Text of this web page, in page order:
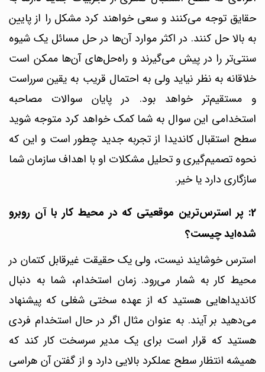
حقایق توجه می‌کنند و سعی خواهند کرد مشکل را از پایین
به بالا حل کنند. در اکثر موارد آن‌ها در حل مسائل یک شیوه
سنتی‌تر را در پیش می‌گیرند و راه‌حل‌های آن‌ها ممکن است
خلاقانه به نظر نیاید ولی به احتمال قریب به یقین سرراست
و مستقیم‌تر خواهد بود. در پایان سوالات مصاحبه
استخدامی این سوال به شما کمک خواهد کرد متوجه شوید
سطح استقبال کاندیدا از تجربه جدید چطور است و این که
نحوه تصمیم‌گیری و تحلیل مشکلات او با اهداف سازمان شما
سازگاری دارد یا خیر.
2: پر استرس‌ترین موقعیتی که در محیط کار با آن روبرو
شده‌اید چیست؟
استرس خوشایند نیست، ولی یک حقیقت غیرقابل کتمان در
محیط کار به شمار می‌رود. زمان استخدام، شما به دنبال
کاندیداهایی هستید که از عهده سختی شغلی که پیشنهاد
می‌دهید بر آیند. به عنوان مثال اگر در حال استخدام فردی
هستید که قرار است برای یک مدیر سرسخت کار کند که
همیشه انتظار سطح عملکرد بالایی دارد و از گفتن آن هراسی